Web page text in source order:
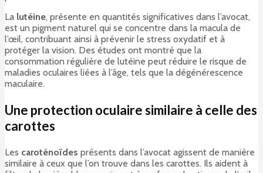
La lutéine, présente en quantités significatives dans l’avocat,
est un pigment naturel qui se concentre dans la macula de
l’œil, contribuant ainsi à prévenir le stress oxydatif et à
protéger la vision. Des études ont montré que la
consommation régulière de lutéine peut réduire le risque de
maladies oculaires liées à l’âge, tels que la dégénérescence
maculaire.
Une protection oculaire similaire à celle des
carottes
Les caroténoïdes présents dans l’avocat agissent de manière
similaire à ceux que l’on trouve dans les carottes. Ils aident à